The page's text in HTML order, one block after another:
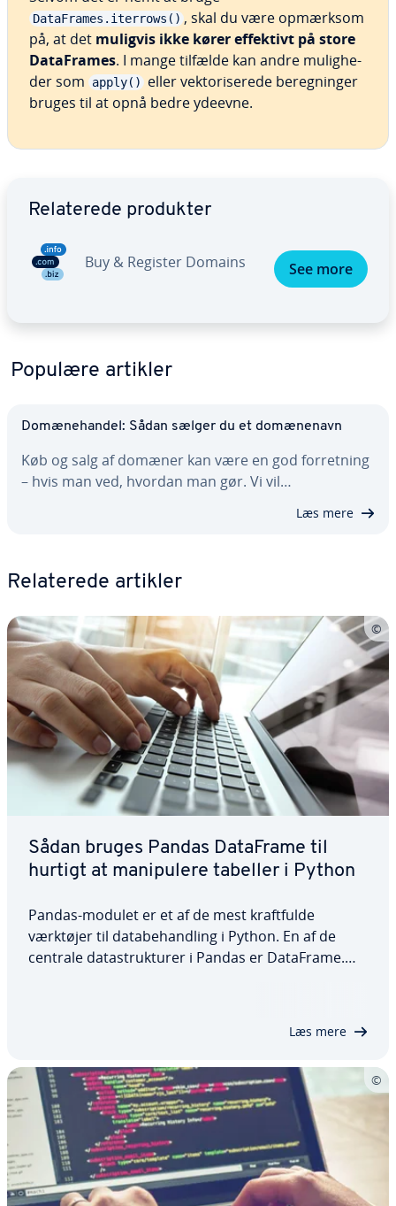
DataFrames.iterrows() , skal du være opmærksom
på, at det muligvis ikke kører effektivt på store
Da­ta­F­ra­mes. I mange tilfælde kan andre mu­lig­he­
der som
apply()
eller vek­to­ri­se­re­de be­reg­nin­ger
bruges til at opnå bedre ydeevne.
Re­la­te­re­de produkter
Buy & Register Domains See more
Populære artikler
Do­mæ­ne­han­del: Sådan sælger du et do­mæ­ne­navn
Køb og salg af domæner kan være en god for­ret­ning
– hvis man ved, hvordan man gør. Vi vil…
Læs mere
Re­la­te­re­de artikler
Sådan bruges Pandas DataFrame til
hurtigt at ma­ni­p­u­le­re tabeller i Python
Pandas-modulet er et af de mest kraft­ful­de
værktøjer til da­ta­be­hand­ling i Python. En af de
centrale da­ta­struk­tu­rer i Pandas er DataFrame.
Læs mere